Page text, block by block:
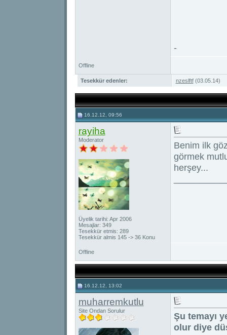
-
Offline
Tesekkür edenler: nzeslftf(03.05.14)
16.12.12, 09:56
rayiha
Moderator
Üyelik tarihi: Apr 2006
Mesajlar: 349
Tesekkür etmis: 289
Tesekkür almis 145 -> 36 Konu
Benim ilk
görmek
herşey...
Offline
16.12.12, 13:02
muharremkutlu
Site Ondan Sorulur
Şu temayı
olur diye